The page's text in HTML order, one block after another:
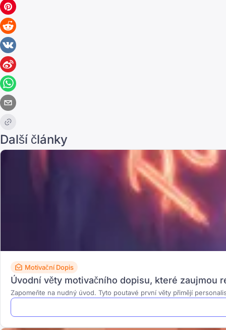
Další články
Motivační Dopis
Úvodní věty motivačního dopisu, které zaujmou
Zapomeňte na nudný úvod. Tyto poutavé první věty přimějí